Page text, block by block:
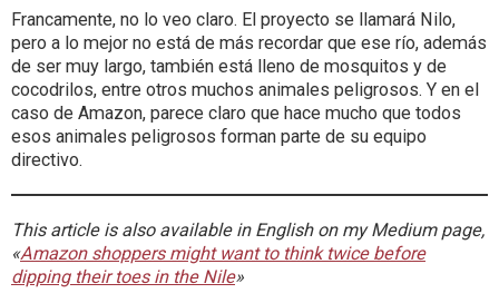
Francamente, no lo veo claro. El proyecto se llamará Nilo,
pero a lo mejor no está de más recordar que ese río, además
de ser muy largo, también está lleno de mosquitos y de
cocodrilos, entre otros muchos animales peligrosos. Y en el
caso de Amazon, parece claro que hace mucho que todos
esos animales peligrosos forman parte de su equipo
directivo.
This article is also available in English on my Medium page,
«Amazon shoppers might want to think twice before
dipping their toes in the Nile»